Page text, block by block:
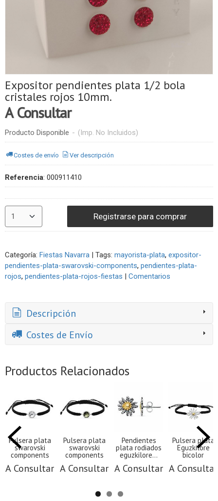
Expositor pendientes plata 1/2 bola
cristales rojos 10mm.
A Consultar
Producto Disponible - (Imp. No Incluidos)
Costes de envío Ver descripción
Referencia: 000911410
Registrarse para comprar
Categoría: Fiestas Navarra | Tags: mayorista-plata expositor-
pendientes-plata-swarovski-components pendientes-plata-
rojos pendientes-plata-rojos-fiestas | Comentarios
Descripción
Costes de Envío
Productos Relacionados
Pulsera plata
swarovski
components
A Consultar
Pulsera plata
swarovski
components
A Consultar
Pendientes
plata rodiados
eguzkilore...
A Consultar
Pulsera plata
Eguzkilore
bicolor
A Consultar